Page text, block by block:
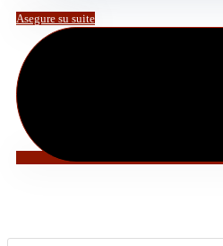
Asegure su suite